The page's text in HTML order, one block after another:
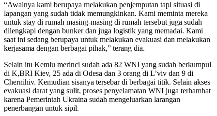
“Awalnya kami berupaya melakukan penjemputan tapi situasi di
lapangan yang sudah tidak memungkinkan. Kami meminta mereka
untuk stay di rumah masing-masing di rumah tersebut juga sudah
dilengkapi dengan bunker dan juga logistik yang memadai. Kami
saat ini sedang berupaya untuk melakukan evakuasi dan melakukan
kerjasama dengan berbagai pihak,” terang dia.
Selain itu Kemlu merinci sudah ada 82 WNI yang sudah berkumpul
di K,BRI Kiev, 25 ada di Odesa dan 3 orang di L’viv dan 9 di
Chernihiv. Kemudian sisanya tersebar di berbagai titik. Selain akses
evakuasi darat yang sulit, proses penyelamatan WNI juga terhambat
karena Pemerintah Ukraina sudah mengeluarkan larangan
penerbangan untuk sipil.